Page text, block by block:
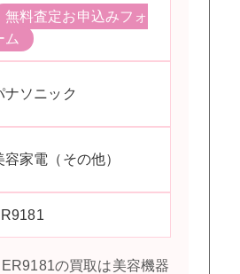
無料査定お申込みフォ
ム
ナソニック
容家電（その他）
の買取は美容機器